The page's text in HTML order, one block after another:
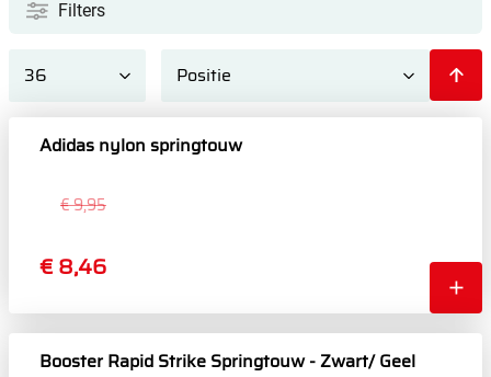
Filters
Adidas nylon springtouw
€ 9,95
€ 8,46
Booster Rapid Strike Springtouw - Zwart/ Geel